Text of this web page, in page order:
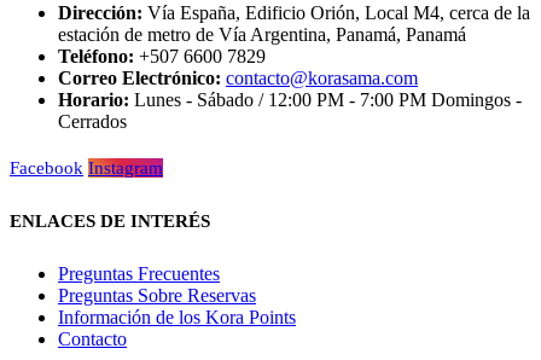
Dirección: Vía España, Edificio Orión, Local M4, cerca de la
estación de metro de Vía Argentina, Panamá, Panamá
Teléfono: +507 6600 7829
Correo Electrónico: contacto@korasama.com
Horario: Lunes - Sábado / 12:00 PM - 7:00 PM Domingos -
Cerrados
Facebook Instagram
ENLACES DE INTERÉS
Preguntas Frecuentes
Preguntas Sobre Reservas
Información de los Kora Points
Contacto